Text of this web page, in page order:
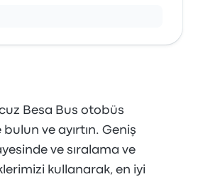
Besa Bus otobüs
ve ayırtın. Geniş
ve sıralama ve
kullanarak, en iyi